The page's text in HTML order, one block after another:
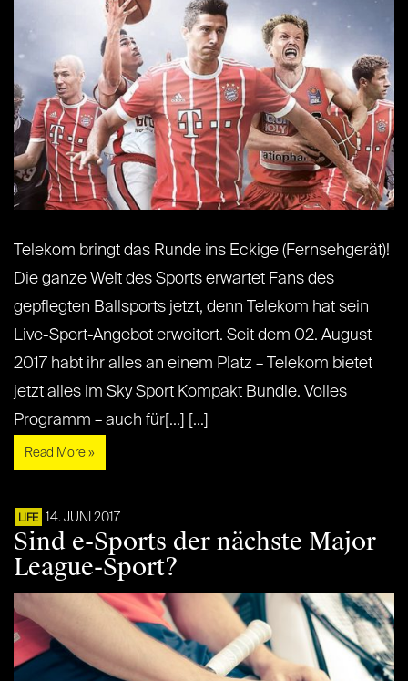
Telekom bringt das Runde ins Eckige (Fernsehgerät)!
Die ganze Welt des Sports erwartet Fans des
gepflegten Ballsports jetzt, denn Telekom hat sein
Live-Sport-Angebot erweitert. Seit dem 02. August
2017 habt ihr alles an einem Platz – Telekom bietet
jetzt alles im Sky Sport Kompakt Bundle. Volles
Programm – auch für[...] [...]
Read More »
LIFE 14. JUNI 2017
Sind e-Sports der nächste Major
League-Sport?